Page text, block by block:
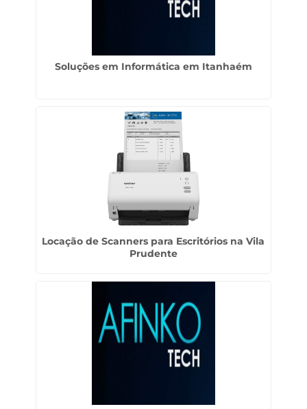
Soluções em Informática em Itanhaém
Locação de Scanners para Escritórios na Vila
Prudente